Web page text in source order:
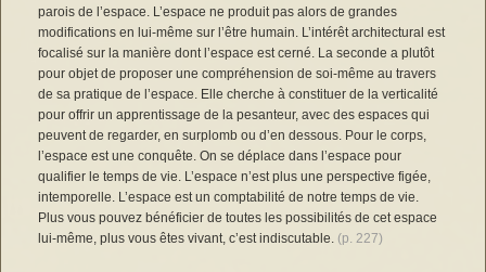
parois de l’espace. L’espace ne produit pas alors de grandes
modifications en lui-même sur l’être humain. L’intérêt architectural est
focalisé sur la manière dont l’espace est cerné. La seconde a plutôt
pour objet de proposer une compréhension de soi-même au travers
de sa pratique de l’espace. Elle cherche à constituer de la verticalité
pour offrir un apprentissage de la pesanteur, avec des espaces qui
peuvent de regarder, en surplomb ou d’en dessous. Pour le corps,
l’espace est une conquête. On se déplace dans l’espace pour
qualifier le temps de vie. L’espace n’est plus une perspective figée,
intemporelle. L’espace est un comptabilité de notre temps de vie.
Plus vous pouvez bénéficier de toutes les possibilités de cet espace
lui-même, plus vous êtes vivant, c’est indiscutable. (p. 227)